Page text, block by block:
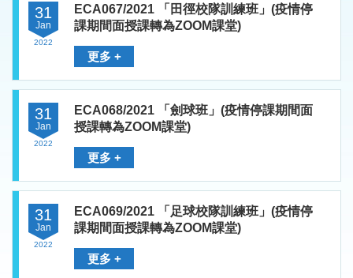
31
Jan
2022
ECA067/2021 「田徑校隊訓練班」(疫情停
課期間面授課轉為ZOOM課堂)
更多 +
31
Jan
2022
ECA068/2021 「劍球班」(疫情停課期間面
授課轉為ZOOM課堂)
更多 +
31
Jan
2022
ECA069/2021 「足球校隊訓練班」(疫情停
課期間面授課轉為ZOOM課堂)
更多 +